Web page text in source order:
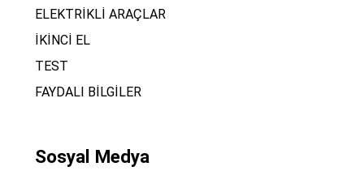
ELEKTRİKLİ ARAÇLAR
İKİNCİ EL
TEST
FAYDALI BİLGİLER
Sosyal Medya